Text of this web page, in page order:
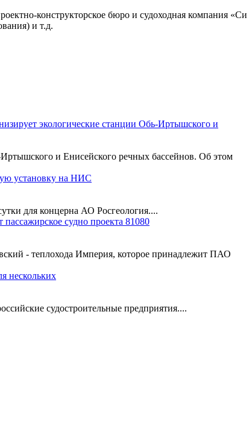
конструкторское бюро и судоходная компания «Си
и т.д.
экологические станции Обь-Иртышского и
и Енисейского речных бассейнов. Об этом
установку на НИС
для концерна АО Росгеология....
судно проекта 81080
- теплохода Империя, которое принадлежит ПАО
нескольких
судостроительные предприятия....